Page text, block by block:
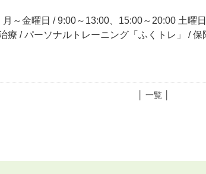
～金曜日 / 9:00～13:00、15:00～20:00 土曜
療 / パーソナルトレーニング「ふくトレ」 / 保
│ 一覧 │